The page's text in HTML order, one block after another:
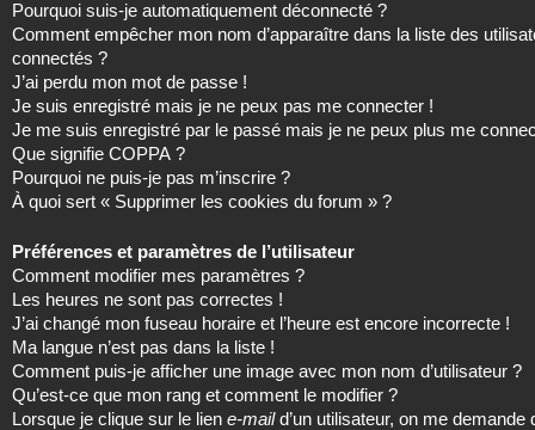
Pourquoi suis-je automatiquement déconnecté ?
Comment empêcher mon nom d’apparaître dans la liste des
connectés ?
J’ai perdu mon mot de passe !
Je suis enregistré mais je ne peux pas me connecter !
Je me suis enregistré par le passé mais je ne peux plus me
Que signifie COPPA ?
Pourquoi ne puis-je pas m’inscrire ?
À quoi sert « Supprimer les cookies du forum » ?
Préférences et paramètres de l’utilisateur
Comment modifier mes paramètres ?
Les heures ne sont pas correctes !
J’ai changé mon fuseau horaire et l’heure est encore incorrecte !
Ma langue n’est pas dans la liste !
Comment puis-je afficher une image avec mon nom d’utilisateur ?
Qu’est-ce que mon rang et comment le modifier ?
Lorsque je clique sur le lien e-maild’un utilisateur, on me demande